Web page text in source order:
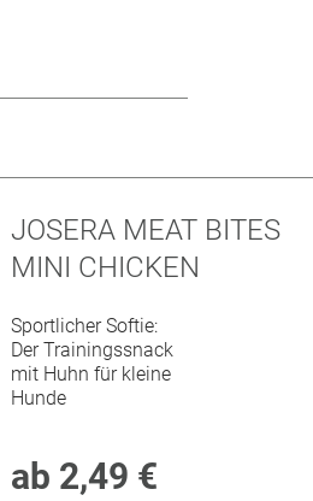
JOSERA MEAT BITES
MINI CHICKEN
Sportlicher Softie:
Der Trainingssnack
mit Huhn für kleine
Hunde
ab 2,49 €